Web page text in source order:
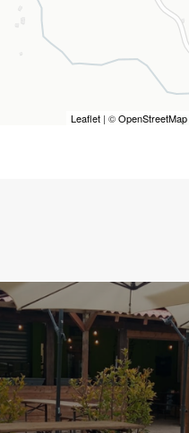
Leaflet | ©OpenStreetMap